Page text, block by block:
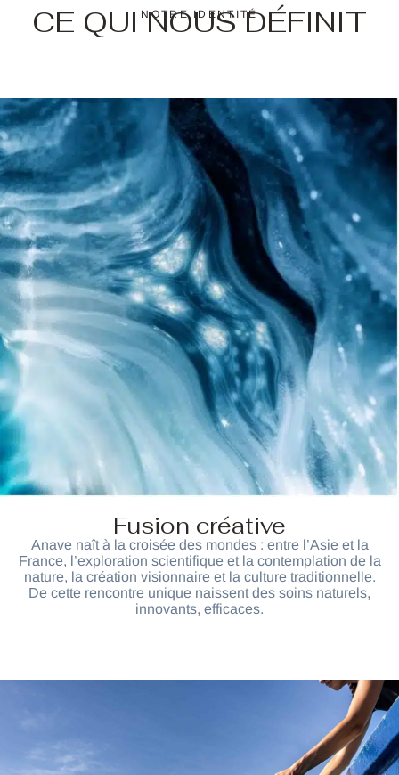
NOTRE IDENTITÉ
CE QUI NOUS DÉFINIT
Fusion créative
Anave naît à la croisée des mondes : entre l’Asie et la
France, l’exploration scientifique et la contemplation de la
nature, la création visionnaire et la culture traditionnelle.
De cette rencontre unique naissent des soins naturels,
innovants, efficaces.